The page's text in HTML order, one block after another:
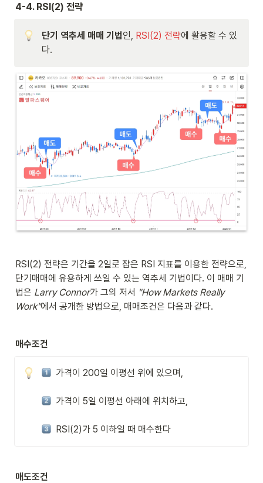
4-4. RSI(2) 전략
단기 역추세 매매 기법인, RSI(2) 전략에 활용할 수 있
다.
RSI(2) 전략은 기간을 2일로 잡은 RSI 지표를 이용한 전략으로,
단기매매에 유용하게 쓰일 수 있는 역추세 기법이다. 이 매매 기
법은 Larry Connor가 그의 저서 "How Markets Really
Work"에서 공개한 방법으로, 매매조건은 다음과 같다.
매수조건
  가격이 200일 이평선 위에 있으며,
  가격이 5일 이평선 아래에 위치하고,
  RSI(2)가 5 이하일 때 매수한다
매도조건